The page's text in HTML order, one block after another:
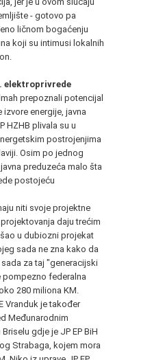
- gotovo pa
ličnom bogaćenju
koji su intimusi lokalnih
elektroprivrede
prepoznali potencijal
energije, javna
HZHB plivala su u
postrojenjima
Osim po jednog
preduzeća malo šta
postojeću
niti svoje projektne
daju trećim
u dubiozni projekat
sada ne zna kako da
za taj "generacijski
federalna
280 miliona KM.
Vranduk je također
Međunarodnim
gdje je JP EP BiH
Strabaga, kojem mora